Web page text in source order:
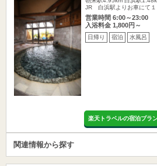
JR 白浜駅よりお車にて１
営業時間 6:00～23:00
入浴料金 1,800円～
日帰り 宿泊 水風呂
楽天トラベルの宿泊プラ
関連情報から探す